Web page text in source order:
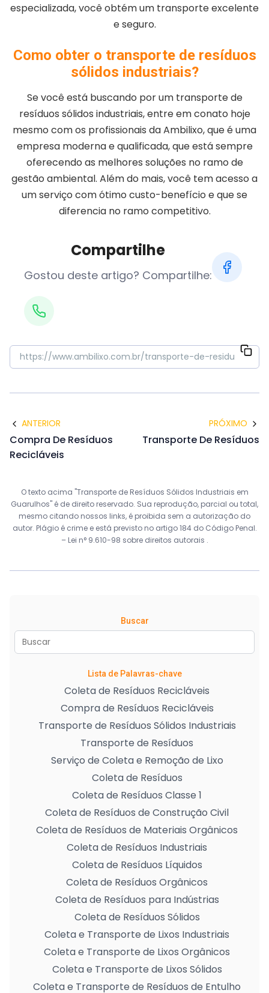
especializada, você obtém um transporte excelente
e seguro.
Como obter o transporte de resíduos
sólidos industriais?
Se você está buscando por um transporte de
resíduos sólidos industriais, entre em conato hoje
mesmo com os profissionais da Ambilixo, que é uma
empresa moderna e qualificada, que está sempre
oferecendo as melhores soluções no ramo de
gestão ambiental. Além do mais, você tem acesso a
um serviço com ótimo custo-benefício e que se
diferencia no ramo competitivo.
Compartilhe
Gostou deste artigo? Compartilhe:
ANTERIOR
Compra De Resíduos
Recicláveis
PRÓXIMO
Transporte De Resíduos
O texto acima "Transporte de Resíduos Sólidos Industriais em
Guarulhos" é de direito reservado. Sua reprodução, parcial ou total,
mesmo citando nossos links, é proibida sem a autorização do
autor. Plágio é crime e está previsto no artigo 184 do Código Penal.
– Lei n° 9.610-98 sobre direitos autorais .
Buscar
Lista de Palavras-chave
Coleta de Resíduos Recicláveis
Compra de Resíduos Recicláveis
Transporte de Resíduos Sólidos Industriais
Transporte de Resíduos
Serviço de Coleta e Remoção de Lixo
Coleta de Resíduos
Coleta de Resíduos Classe 1
Coleta de Resíduos de Construção Civil
Coleta de Resíduos de Materiais Orgânicos
Coleta de Resíduos Industriais
Coleta de Resíduos Líquidos
Coleta de Resíduos Orgânicos
Coleta de Resíduos para Indústrias
Coleta de Resíduos Sólidos
Coleta e Transporte de Lixos Industriais
Coleta e Transporte de Lixos Orgânicos
Coleta e Transporte de Lixos Sólidos
Coleta e Transporte de Resíduos de Entulho